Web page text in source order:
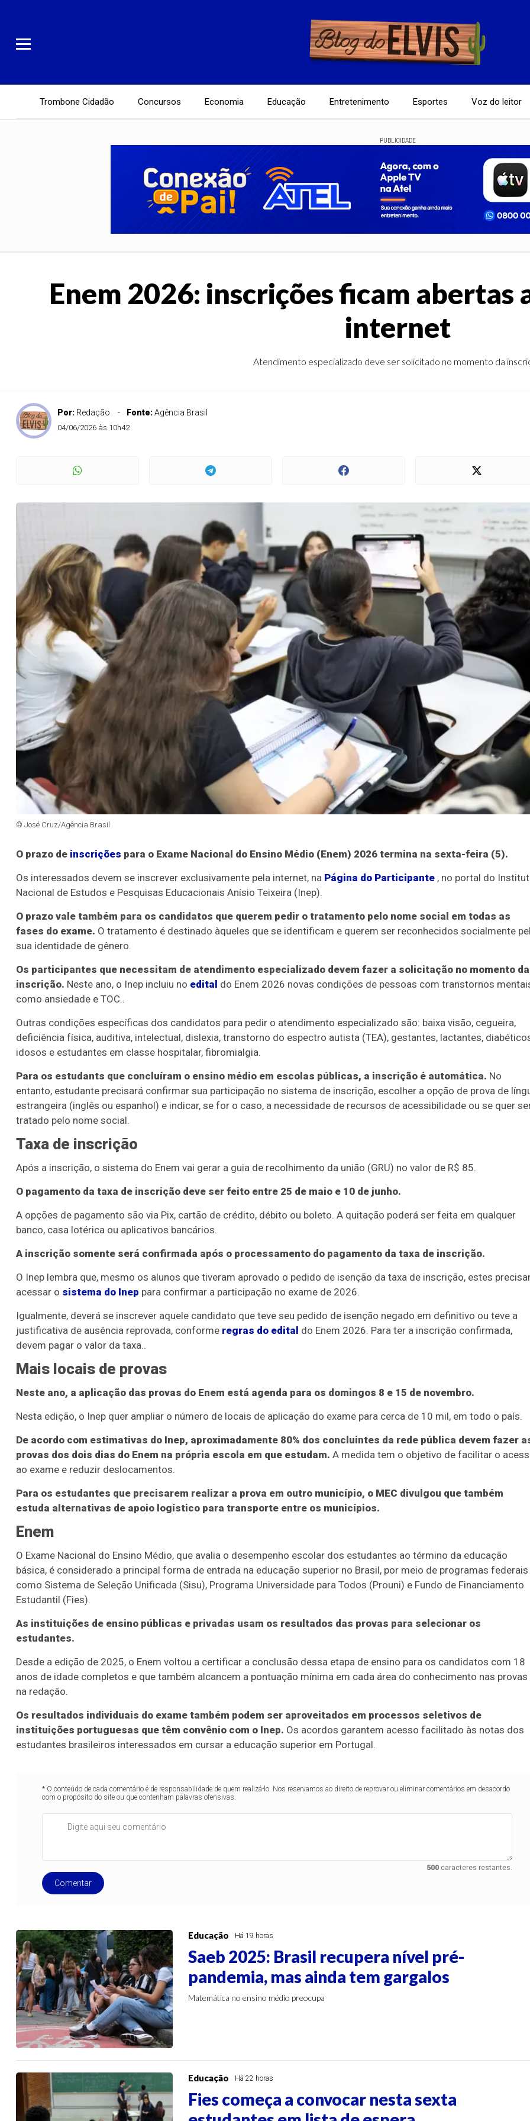
Trombone Cidadão Concursos Economia Educação Entretenimento Esportes Voz do leitor
PUBLICIDADE
Enem 2026: inscrições ficam abertas
internet
Atendimento especializado deve ser solicitado no momento da
Por: Redação Fonte:Agência Brasil
04/06/2026 às 10h42
© José Cruz/Agência Brasil
O prazo de inscrições para o Exame Nacional do Ensino Médio (Enem) 2026 termina na sexta-feira (5).
Os interessados devem se inscrever exclusivamente pela internet, na Página do Participante , no portal do
Nacional de Estudos e Pesquisas Educacionais Anísio Teixeira (Inep).
O prazo vale também para os candidatos que querem pedir o tratamento pelo nome social em todas as
fases do exame. O tratamento é destinado àqueles que se identificam e querem ser reconhecidos socialmente
sua identidade de gênero.
Os participantes que necessitam de atendimento especializado devem fazer a solicitação no momento da
inscrição. Neste ano, o Inep incluiu no edital do Enem 2026 novas condições de pessoas com transtornos
como ansiedade e TOC..
Outras condições específicas dos candidatos para pedir o atendimento especializado são: baixa visão, cegueira,
deficiência física, auditiva, intelectual, dislexia, transtorno do espectro autista (TEA), gestantes, lactantes,
idosos e estudantes em classe hospitalar, fibromialgia.
Para os estudants que concluíram o ensino médio em escolas públicas, a inscrição é automática. No
entanto, estudante precisará confirmar sua participação no sistema de inscrição, escolher a opção de prova de
estrangeira (inglês ou espanhol) e indicar, se for o caso, a necessidade de recursos de acessibilidade ou se quer
tratado pelo nome social.
Taxa de inscrição
Após a inscrição, o sistema do Enem vai gerar a guia de recolhimento da união (GRU) no valor de R$ 85.
O pagamento da taxa de inscrição deve ser feito entre 25 de maio e 10 de junho.
A opções de pagamento são via Pix, cartão de crédito, débito ou boleto. A quitação poderá ser feita em qualquer
banco, casa lotérica ou aplicativos bancários.
A inscrição somente será confirmada após o processamento do pagamento da taxa de inscrição.
O Inep lembra que, mesmo os alunos que tiveram aprovado o pedido de isenção da taxa de inscrição, estes
acessar o sistema do Inep para confirmar a participação no exame de 2026.
Igualmente, deverá se inscrever aquele candidato que teve seu pedido de isenção negado em definitivo ou teve a
justificativa de ausência reprovada, conforme regras do edital do Enem 2026. Para ter a inscrição confirmada,
devem pagar o valor da taxa..
Mais locais de provas
Neste ano, a aplicação das provas do Enem está agenda para os domingos 8 e 15 de novembro.
Nesta edição, o Inep quer ampliar o número de locais de aplicação do exame para cerca de 10 mil, em todo o país.
De acordo com estimativas do Inep, aproximadamente 80% dos concluintes da rede pública devem fazer
provas dos dois dias do Enem na própria escola em que estudam. A medida tem o objetivo de facilitar o
ao exame e reduzir deslocamentos.
Para os estudantes que precisarem realizar a prova em outro município, o MEC divulgou que também
estuda alternativas de apoio logístico para transporte entre os municípios.
Enem
O Exame Nacional do Ensino Médio, que avalia o desempenho escolar dos estudantes ao término da educação
básica, é considerado a principal forma de entrada na educação superior no Brasil, por meio de programas federais
como Sistema de Seleção Unificada (Sisu), Programa Universidade para Todos (Prouni) e Fundo de Financiamento
Estudantil (Fies).
As instituições de ensino públicas e privadas usam os resultados das provas para selecionar os
estudantes.
Desde a edição de 2025, o Enem voltou a certificar a conclusão dessa etapa de ensino para os candidatos com 18
anos de idade completos e que também alcancem a pontuação mínima em cada área do conhecimento nas provas
na redação.
Os resultados individuais do exame também podem ser aproveitados em processos seletivos de
instituições portuguesas que têm convênio com o Inep. Os acordos garantem acesso facilitado às notas dos
estudantes brasileiros interessados em cursar a educação superior em Portugal.
* O conteúdo de cada comentário é de responsabilidade de quem realizá-lo. Nos reservamos ao direito de reprovar ou eliminar comentários em desacordo
com o propósito do site ou que contenham palavras ofensivas.
500caracteres restantes.
Comentar
Educação Há 19 horas
Saeb 2025: Brasil recupera nível pré-
pandemia, mas ainda tem gargalos
Matemática no ensino médio preocupa
Educação Há 22 horas
Fies começa a convocar nesta sexta